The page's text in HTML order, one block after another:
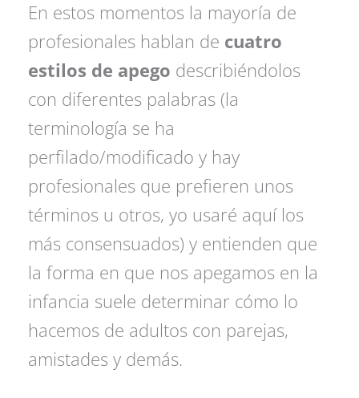
En estos momentos la mayoría de
profesionales hablan de cuatro
estilos de apego describiéndolos
con diferentes palabras (la
terminología se ha
perfilado/modificado y hay
profesionales que prefieren unos
términos u otros, yo usaré aquí los
más consensuados) y entienden que
la forma en que nos apegamos en la
infancia suele determinar cómo lo
hacemos de adultos con parejas,
amistades y demás.